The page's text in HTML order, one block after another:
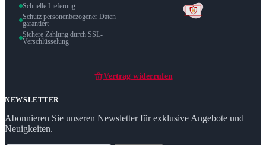
Schnelle Lieferung
Schutz personenbezogener Daten
garantiert
Sichere Zahlung durch SSL-
Verschlüsselung
Vertrag widerrufen
NEWSLETTER
Abonnieren Sie unseren Newsletter für exklusive Angebote und
Neuigkeiten.